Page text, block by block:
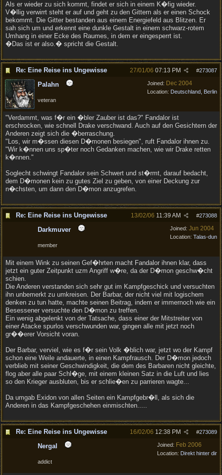
Als er wieder zu sich kommt, findet er sich in einem K�fig wieder.
V�llig verwirrt steht er auf und geht zu den Gittern als er einen Schock
bekommt. Die Gitter bestanden aus einem Energiefeld aus Blitzen. Er
sah sich um und erkennt eine dunkle Gestalt in einem schwarz-rotem
Umhang in einer Ecke des Raumes, in dem er eingesperrt ist.
�Das ist er also.� spricht die Gestalt.
Re: Eine Reise ins Ungewisse #273087
27/01/06 07:13 PM
Joined: Dec 2004
Location: Deutschland, Berlin
Palahn
veteran
"Verdammt, was f�r ein �bler Zauber ist das?" Fandalor ist
erschrocken, wie schnell Drake verschwand. Auch auf den Gesichtern der
Anderen zeigt sich die �berraschung.
"Los, wir m�ssen diesen D�monen besiegen", ruft Fandalor ihnen zu.
"Wir k�nnen uns sp�ter noch Gedanken machen, wie wir Drake retten
k�nnen."
Soglecht schwingt Fandalor sein Schwert und st�rmt, darauf bedacht,
dem D�monen kein zu gutes Ziel zu geben, von einer Deckung zur
n�chsten, um dann den D�mon anzugrefen.
Re: Eine Reise ins Ungewisse #273088
13/02/06 11:39 AM
Joined: Jun 2004
Location: Talas-dun
Darkmuver
member
Mit einem Wink zu seinen Gef�hrten macht Fandalor ihnen klar, dass
jetzt ein guter Zeitpunkt uzm Angriff w�re, da der D�mon geschw�cht
schien.
Die Anderen verstanden sich sehr gut im Kampfgeschick und versuchten
ihn unbemerkt zu umkreisen. Der Barbar, der nicht viel mit logischem
denken zu tun hatte, machte seinen Beitrag, indem er immernoch wie ein
Besessener versuchte den D�mon zu treffen.
Ein wenig abgelenkt von der Tatsache, dass einer der Mitstreiter von
einer Atacke spurlos verschwunden war, gingen alle mit jetzt noch
gr��erer Vorsicht voran.
Der Barbar, verviel, wie es f�r sein Volk �blich war, jetzt wo der Kampf
schon eine Weile andauerte, in einen Kampfrausch. Der D�mon jedoch
verblieb mit seiner Geschwindigkeit, die dem des Barbaren nicht gleichte,
flog aber alle paar Schl�ge, mit einem kleinen Satz in die Luft und lies
so den Krieger ausbluten, bis er schlie�en zu parrieren wagte...
Da umgab Exidon von allen Seiten ein Kampfgebr�ll, als sich die
Anderen in das Kampfgeschehen einmischten.....
Re: Eine Reise ins Ungewisse #273089
16/02/06 12:38 PM
Joined: Feb 2006
Location: Direkt hinter dir
Nergal
addict